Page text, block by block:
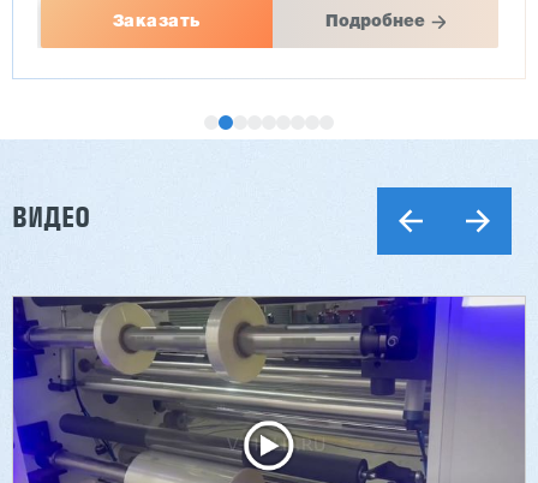
Заказать Подробнее
Двухсторонний шипорез MX6015
2 854 839 ₽
3 201 613 ₽
ВИДЕО